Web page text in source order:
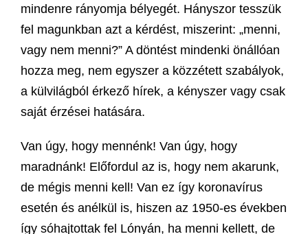
mindenre rányomja bélyegét. Hányszor tesszük
fel magunkban azt a kérdést, miszerint: „menni,
vagy nem menni?” A döntést mindenki önállóan
hozza meg, nem egyszer a közzétett szabályok,
a külvilágból érkező hírek, a kényszer vagy csak
saját érzései hatására.
Van úgy, hogy mennénk! Van úgy, hogy
maradnánk! Előfordul az is, hogy nem akarunk,
de mégis menni kell! Van ez így koronavírus
esetén és anélkül is, hiszen az 1950-es években
így sóhajtottak fel Lónyán, ha menni kellett, de